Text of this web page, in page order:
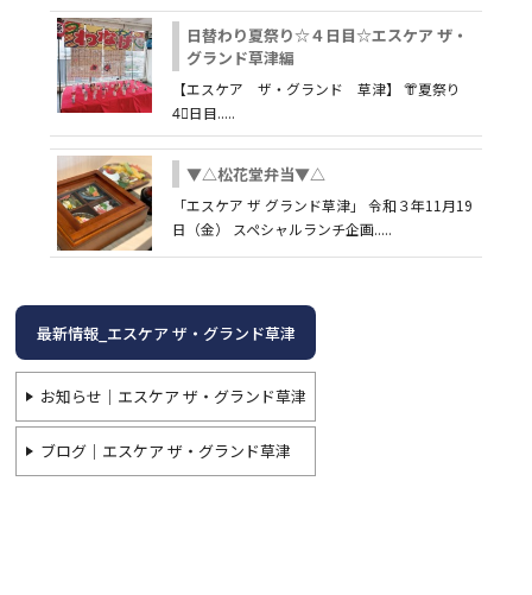
日替わり夏祭り☆４日目☆エスケア ザ・
グランド草津編
【エスケア ザ・グランド 草津】 👘夏祭り
4⃣日目.....
▼△松花堂弁当▼△
「エスケア ザ グランド草津」 令和３年11月19
日（金） スペシャルランチ企画.....
最新情報_エスケア ザ・グランド草津
お知らせ｜エスケア ザ・グランド草津
ブログ｜エスケア ザ・グランド草津